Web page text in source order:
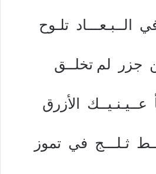
الــبـعـــاد تلـوح
لم تخلــق
الأزرق
ثـلـــج في تموز